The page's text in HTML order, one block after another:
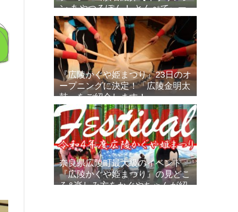
ン あやつるぽん！ とんぺてぃー
ず】※2022.10.13 出演者変更
『広陵かぐや姫まつり』23日のオ
ープニングに決定！「広陵金明太
鼓」をご紹介します！
奈良県広陵町最大級のイベント
『広陵かぐや姫まつり』の見どこ
ろ&楽しみ方をかぐやちゃんが紹